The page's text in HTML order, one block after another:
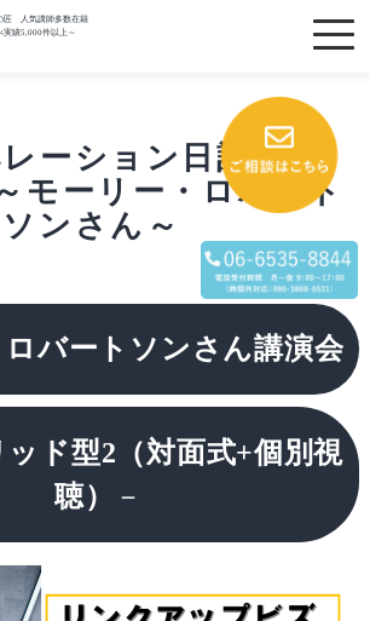
匠 人気講師多数在籍
実績5,000件以上～
レーション日記】
ーリー・ロバート
ソンさん～
バートソンさん講演会
ド型2（対面式+個別視
聴）
－